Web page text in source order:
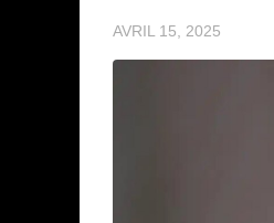
AVRIL 15, 2025